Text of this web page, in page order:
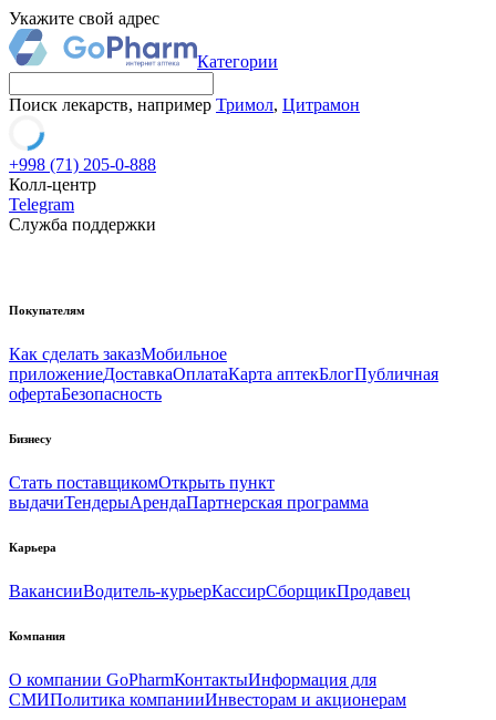
Укажите свой адрес
Категории
Поиск лекарств, например Тримол, Цитрамон
+998 (71) 205-0-888
Колл-центр
Telegram
Служба поддержки
Покупателям
Как сделать заказМобильное
приложениеДоставкаОплатаКарта аптекБлогПубличная
офертаБезопасность
Бизнесу
Стать поставщикомОткрыть пункт
выдачиТендерыАрендаПартнерская программа
Карьера
ВакансииВодитель-курьерКассирСборщикПродавец
Компания
О компании GoPharmКонтактыИнформация для
СМИПолитика компанииИнвесторам и акционерам